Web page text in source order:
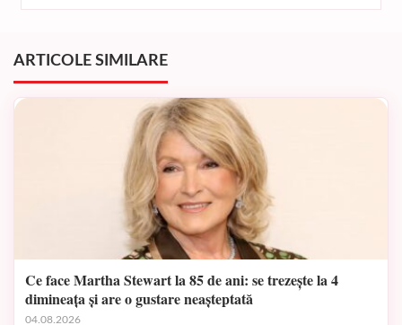
ARTICOLE SIMILARE
Ce face Martha Stewart la 85 de ani: se trezește la 4
dimineața și are o gustare neașteptată
04.08.2026